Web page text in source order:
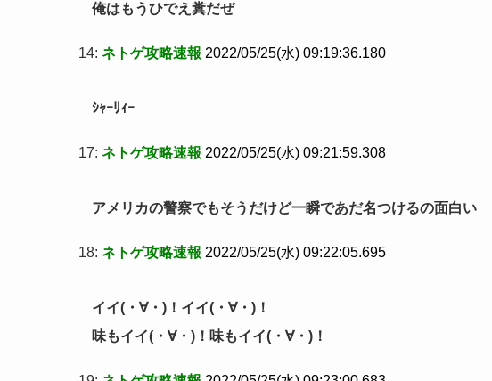
俺はもうひでえ糞だぜ
14: ネトゲ攻略速報 2022/05/25(水) 09:19:36.180
ｼｬｰﾘｨｰ
17: ネトゲ攻略速報 2022/05/25(水) 09:21:59.308
アメリカの警察でもそうだけど一瞬であだ名つけるの面白い
18: ネトゲ攻略速報 2022/05/25(水) 09:22:05.695
イイ(・∀・)！イイ(・∀・)！
味もイイ(・∀・)！味もイイ(・∀・)！